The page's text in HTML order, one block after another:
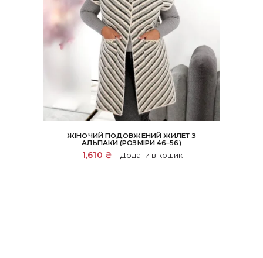
ЖІНОЧИЙ ПОДОВЖЕНИЙ ЖИЛЕТ З
АЛЬПАКИ (РОЗМІРИ 46–56)
1,610 ₴ Додати в кошик